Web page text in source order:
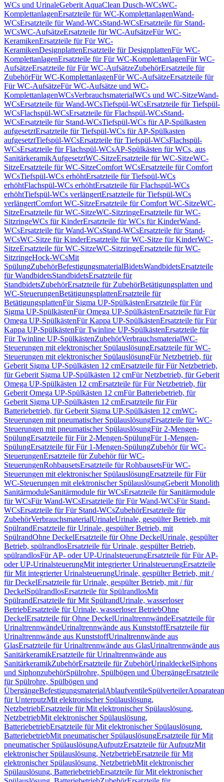
WCs und UrinaleGeberit AquaClean Dusch-WCsWC-
KomplettanlagenErsatzteile für WC-KomplettanlagenWand-
WCsErsatzteile für Wand-WCsStand-WCsErsatzteile für Stand-
WCsWC-AufsätzeErsatzteile für WC-AufsätzeFür WC-
KeramikenErsatzteile für Für WC-
KeramikenDesignplattenErsatzteile für DesignplattenFür WC-
KomplettanlagenErsatzteile für Für WC-KomplettanlagenFür WC-
AufsätzeErsatzteile für Für WC-AufsätzeZubehörErsatzteile für
ZubehörFür WC-KomplettanlagenFür WC-AufsätzeErsatzteile für
Für WC-AufsätzeFür WC-Aufsätze und WC-
KomplettanlagenWCsVerbrauchsmaterialWCs und WC-SitzeWand-
WCsErsatzteile für Wand-WCsTiefspül-WCsErsatzteile für Tiefspül-
WCsFlachspül-WCsErsatzteile für Flachspül-WCsStand-
WCsErsatzteile für Stand-WCsTiefspül-WCs für AP-Spülkasten
aufgesetztErsatzteile für Tiefspül-WCs für AP-Spülkasten
aufgesetztTiefspül-WCsErsatzteile für Tiefspül-WCsFlachspül-
WCsErsatzteile für Flachspül-WCsAP-Spülkästen für WCs, aus
SanitärkeramikAufgesetztWC-SitzeErsatzteile für WC-SitzeWC-
SitzeErsatzteile für WC-SitzeComfort WCsErsatzteile für Comfort
WCsTiefspül-WCs erhöhtErsatzteile für Tiefspül-WCs
erhöhtFlachspül-WCs erhöhtErsatzteile für Flachspül-WCs
erhöhtTiefspül-WCs verlängertErsatzteile für Tiefspül-WCs
verlängertComfort WC-SitzeErsatzteile für Comfort WC-SitzeWC-
SitzeErsatzteile für WC-SitzeWC-SitzringeErsatzteile für WC-
SitzringeWCs für KinderErsatzteile für WCs für KinderWand-
WCsErsatzteile für Wand-WCsStand-WCsErsatzteile für Stand-
WCsWC-Sitze für KinderErsatzteile für WC-Sitze für KinderWC-
SitzeErsatzteile für WC-SitzeWC-SitzringeErsatzteile für WC-
SitzringeHock-WCsMit
SpülungZubehörBefestigungsmaterialBidetsWandbidetsErsatzteile
für WandbidetsStandbidetsErsatzteile für
StandbidetsZubehörErsatzteile für ZubehörBetätigungsplatten und
WC-SteuerungenBetätigungsplattenErsatzteile für
BetätigungsplattenFür Sigma UP-SpülkästenErsatzteile für Für
Sigma UP-SpülkästenFür Omega UP-SpülkästenErsatzteile für Für
Omega UP-SpülkästenFür Kappa UP-SpülkästenErsatzteile für Für
Kappa UP-SpülkästenFür Twinline UP-SpülkästenErsatzteile für
Für Twinline UP-SpülkästenZubehörVerbrauchsmaterialWC-
Steuerungen mit elektronischer SpülauslösungErsatzteile für WC-
Steuerungen mit elektronischer SpülauslösungFür Netzbetrieb, für
Geberit Sigma UP-Spülkästen 12 cmErsatzteile für Für Netzbetrieb,
für Geberit Sigma UP-Spülkästen 12 cmFür Netzbetrieb, für Geberit
Omega UP-Spülkästen 12 cmErsatzteile für Für Netzbetrieb, für
Geberit Omega UP-Spülkästen 12 cmFür Batteriebetrieb, für
Geberit Sigma UP-Spülkästen 12 cmErsatzteile für Für
Batteriebetrieb, für Geberit Sigma UP-Spülkästen 12 cmWC-
Steuerungen mit pneumatischer SpülauslösungErsatzteile für WC-
Steuerungen mit pneumatischer SpülauslösungFür 2-Mengen-
SpülungErsatzteile für Für 2-Mengen-SpülungFür 1-Mengen-
SpülungErsatzteile für Für 1-Mengen-SpülungZubehör für WC-
SteuerungenErsatzteile für Zubehör für WC-
SteuerungenRohbausetsErsatzteile für RohbausetsFür WC-
Steuerungen mit elektronischer SpülauslösungErsatzteile für Für
WC-Steuerungen mit elektronischer SpülauslösungGeberit Monolith
SanitärmoduleSanitärmodule für WCsErsatzteile für Sanitärmodule
für WCsFür Wand-WCsErsatzteile für Für Wand-WCsFür Stand-
WCsErsatzteile für Für Stand-WCsZubehörErsatzteile für
ZubehörVerbrauchsmaterialUrinaleUrinale, gespülter Betrieb, mit
SpülrandErsatzteile für Urinale, gespülter Betrieb, mit
SpülrandOhne DeckelErsatzteile für Ohne DeckelUrinale, gespülter
Betrieb, spülrandlosErsatzteile für Urinale, gespülter Betrieb,
spülrandlosFür AP- oder UP-UrinalsteuerungErsatzteile für Für AP-
oder UP-UrinalsteuerungMit integrierter UrinalsteuerungErsatzteile
für Mit integrierter UrinalsteuerungUrinale, gespülter Betrieb, mit /
für DeckelErsatzteile für Urinale, gespülter Betrieb, mit / für
DeckelSpülrandlosErsatzteile für SpülrandlosMit
SpülrandErsatzteile für Mit SpülrandUrinale, wasserloser
BetriebErsatzteile für Urinale, wasserloser BetriebOhne
DeckelErsatzteile für Ohne DeckelUrinaltrennwändeErsatzteile für
UrinaltrennwändeUrinaltrennwände aus KunststoffErsatzteile für
Urinaltrennwände aus KunststoffUrinaltrennwände aus
GlasErsatzteile für Urinaltrennwände aus GlasUrinaltrennwände aus
SanitärkeramikErsatzteile für Urinaltrennwände aus
SanitärkeramikZubehörErsatzteile für ZubehörUrinaldeckelSiphons
und SiphonzubehörSpülrohre, Spülbögen und ÜbergängeErsatzteile
für Spülrohre, Spülbögen und
ÜbergängeBefestigungsmaterialAblaufventileSpülverteiler
für UnterputzMit elektronischer Spülauslösung,
NetzbetriebErsatzteile für Mit elektronischer Spülauslösung,
NetzbetriebMit elektronischer Spülauslösung,
BatteriebetriebErsatzteile für Mit elektronischer Spülauslösung,
BatteriebetriebMit pneumatischer SpülauslösungErsatzteile für Mit
pneumatischer SpülauslösungAufputzErsatzteile für AufputzMit
elektronischer Spülauslösung, NetzbetriebErsatzteile für Mit
elektronischer Spülauslösung, NetzbetriebMit elektronischer
Spülauslösung, BatteriebetriebErsatzteile für Mit elektronischer